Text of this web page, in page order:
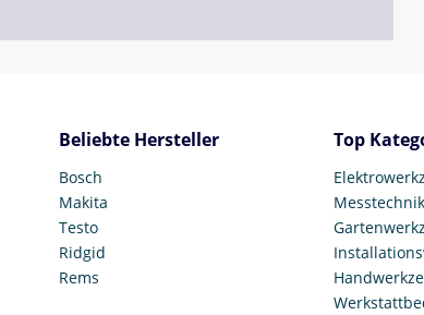
Beliebte Hersteller
Bosch
Makita
Testo
Ridgid
Rems
Top
Messtechnik